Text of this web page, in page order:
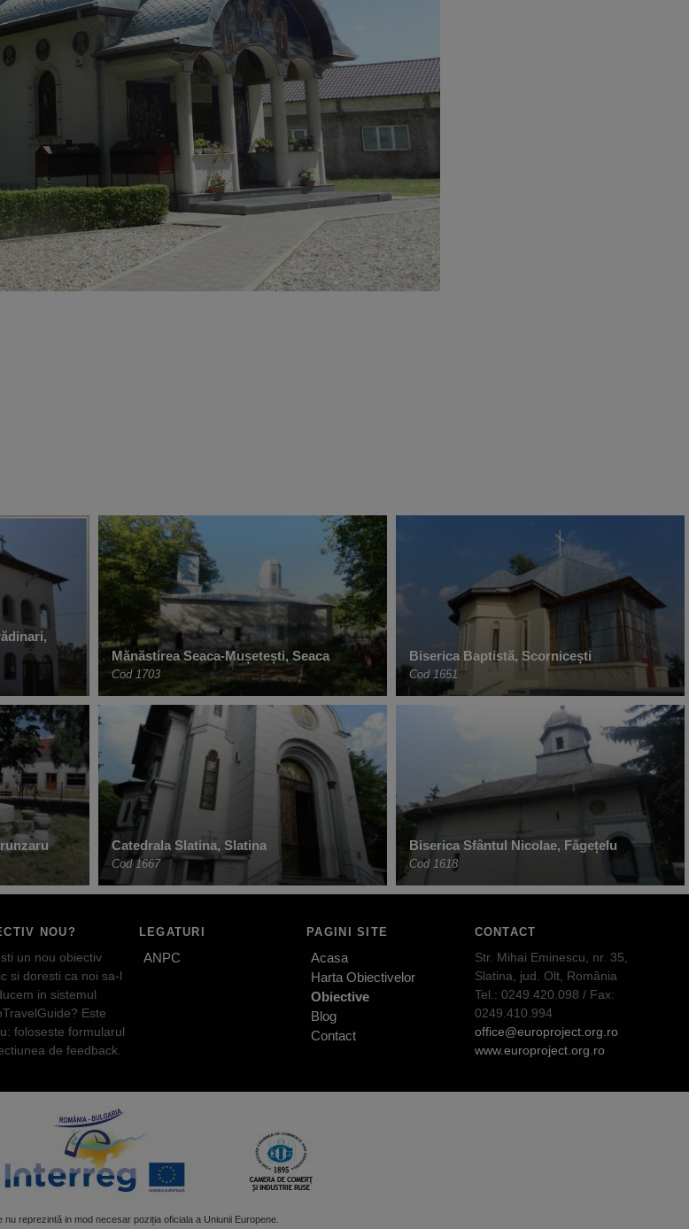
Mănăstirea Seaca-Mușetești, Seaca
Cod 1703
Biserica Baptistă, Scornicești
Cod 1651
Catedrala Slatina, Slatina
Cod 1667
Biserica Sfântul Nicolae, Făgețelu
Cod 1618
NOU?
un nou obiectiv
si doresti ca noi sa-l
in sistemul
Este
foloseste formularul
de feedback.
LEGATURI
ANPC
PAGINI SITE
Acasa
Harta Obiectivelor
Obiective
Blog
Contact
CONTACT
Str. Mihai Eminescu, nr. 35,
Slatina, jud. Olt, România
Tel.: 0249.420.098 / Fax:
0249.410.994
office@europroject.org.ro
www.europroject.org.ro
nu reprezintă in mod necesar poziția oficiala a Uniunii Europene.